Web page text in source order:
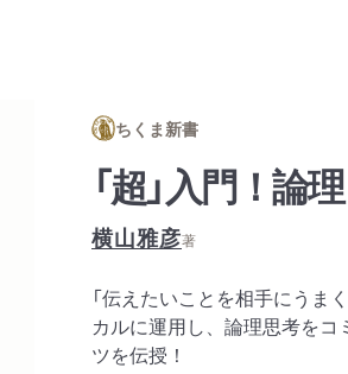
ちくま新書
「超」入門！論
横山雅彦著
「伝えたいことを相手にう
カルに運用し、論理思考を
ツを伝授！